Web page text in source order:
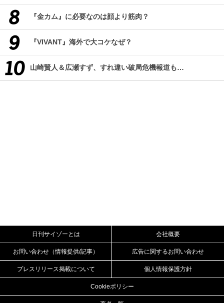
『金カム』に必要なのは顔より筋肉？
『VIVANT』海外で大コケなぜ？
山崎賢人＆広瀬すず、すれ違い破局危機報道も…
日刊サイゾーとは 会社概要
お問い合わせ（情報提供/記事） 広告に関するお問い合わせ
プレスリリース掲載について 個人情報保護方針
Cookieポリシー